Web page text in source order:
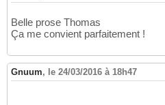
Belle prose Thomas
Ça me convient parfaitement !
Gnuum, le 24/03/2016 à 18h47